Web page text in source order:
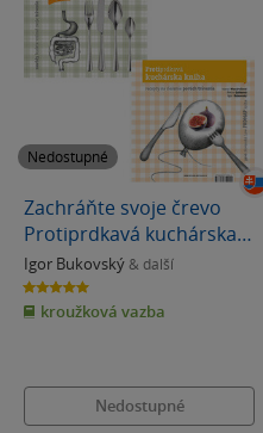
Nedostupné
Zachráňte svoje črevo
Protiprdkavá kuchárska
kniha
Igor Bukovský & další
5.0
z
5
hvězdiček
kroužková vazba
Nedostupné